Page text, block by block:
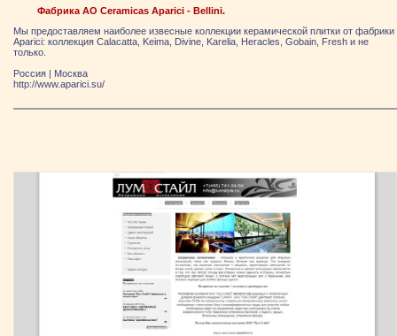
Фабрика АО Ceramicas Aparici - Bellini.
Мы предоставляем наиболее извесные коллекции керамической плитки от фабрики
Aparici: коллекция Calacatta, Keima, Divine, Karelia, Heracles, Gobain, Fresh и не
только.
Россия | Москва
http://www.aparici.su/